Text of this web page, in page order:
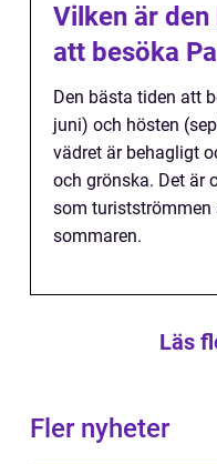
Vilken är
att besöka
Den bästa tiden att
juni) och hösten
vädret är behagligt
och grönska. Det är
som turistströmmen
sommaren.
Läs
Fler nyheter